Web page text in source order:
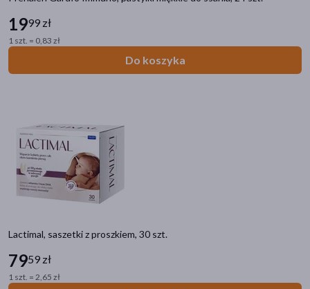
1999 zł
1 szt. = 0,83 zł
Do koszyka
Lactimal, saszetki z proszkiem, 30 szt.
7959 zł
1 szt. = 2,65 zł